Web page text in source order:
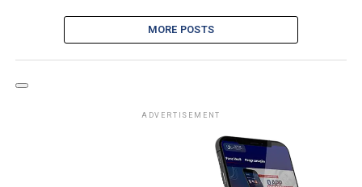
MORE POSTS
ADVERTISEMENT